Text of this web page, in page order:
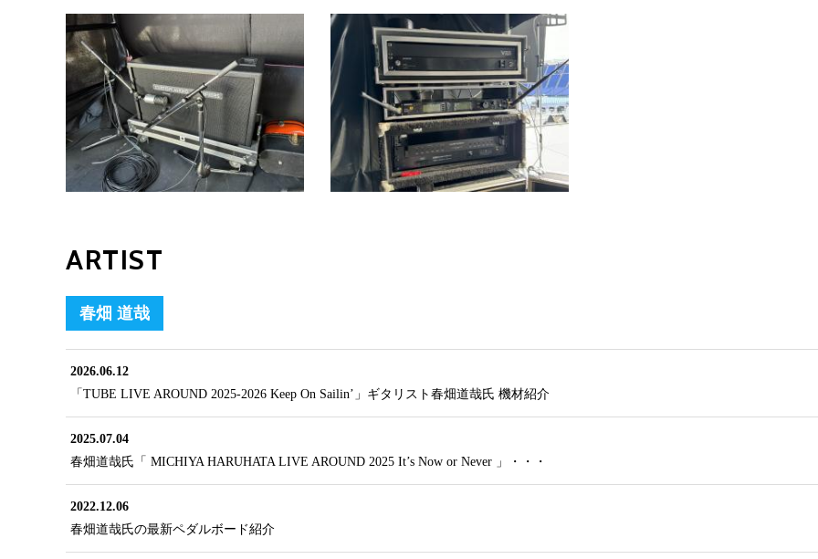
ARTIST
春畑 道哉
2026.06.12
「TUBE LIVE AROUND 2025-2026 Keep On Sailin’」ギタリスト春畑道哉氏 機材紹介
2025.07.04
春畑道哉氏「 MICHIYA HARUHATA LIVE AROUND 2025 It’s Now or Never 」・・・
2022.12.06
春畑道哉氏の最新ペダルボード紹介